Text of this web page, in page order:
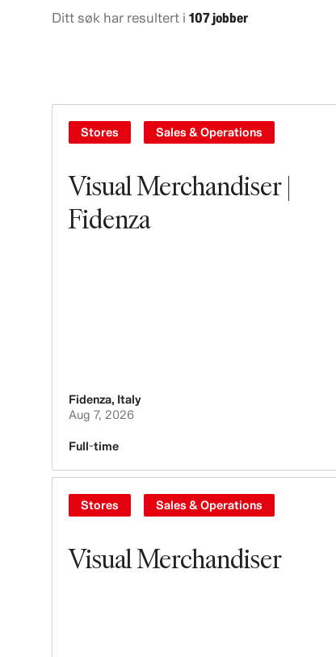
North America
Oceania
Ditt søk har resultert i 107 jobber
Visual Merchandiser |
Fidenza
Stores Sales & Operations
Fidenza, Italy
Aug 7, 2026
Full-time
Visual Merchandiser
Stores Sales & Operations